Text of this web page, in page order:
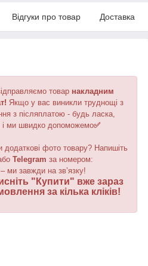
Відгуки про товар Доставка
товар накладним
Якщо у вас виникли труднощі з
з післяплатою - будь ласка,
і ми швидко допоможемо✅
додаткові фото товару? Напишіть
Telegram за номером:
ми завжди на зв’язку!
" Купити" вже зараз
за кілька кліків!